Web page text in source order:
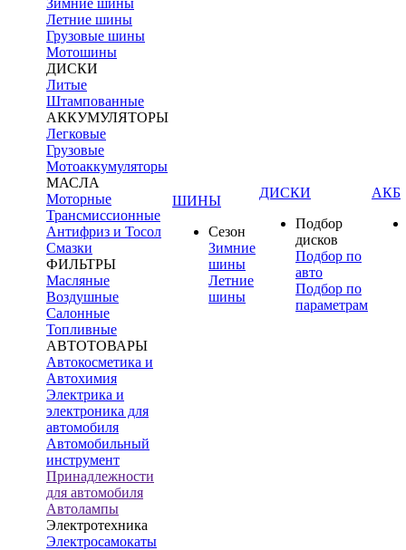
Летние шины
Грузовые шины
Мотошины
ДИСКИ
Литые
Штампованные
АККУМУЛЯТОРЫ
Легковые
Грузовые
Мотоаккумуляторы
МАСЛА
Моторные
Трансмиссионные
Антифриз и Тосол
Смазки
ФИЛЬТРЫ
Масляные
Воздушные
Салонные
Топливные
АВТОТОВАРЫ
Автокосметика и
Автохимия
Электрика и
электроника для
автомобиля
Автомобильный
инструмент
Принадлежности
для автомобиля
Автолампы
Электротехника
Электросамокаты
ШИНЫ
Сезон
Зимние
шины
Летние
шины
ДИСКИ
Подбор
дисков
Подбор по
авто
Подбор по
параметрам
АКБ